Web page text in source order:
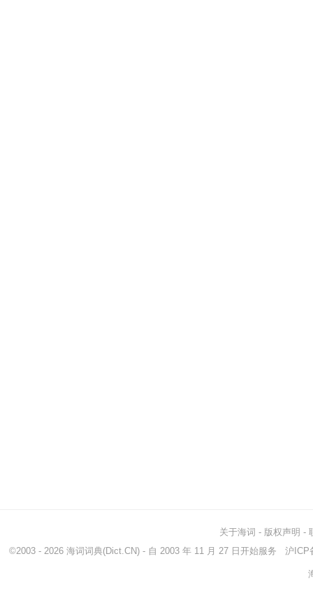
关于海词 - 版权声明 -
©2003 - 2026 海词词典(Dict.CN) - 自 2003 年 11 月 27 日开始服务 沪ICP